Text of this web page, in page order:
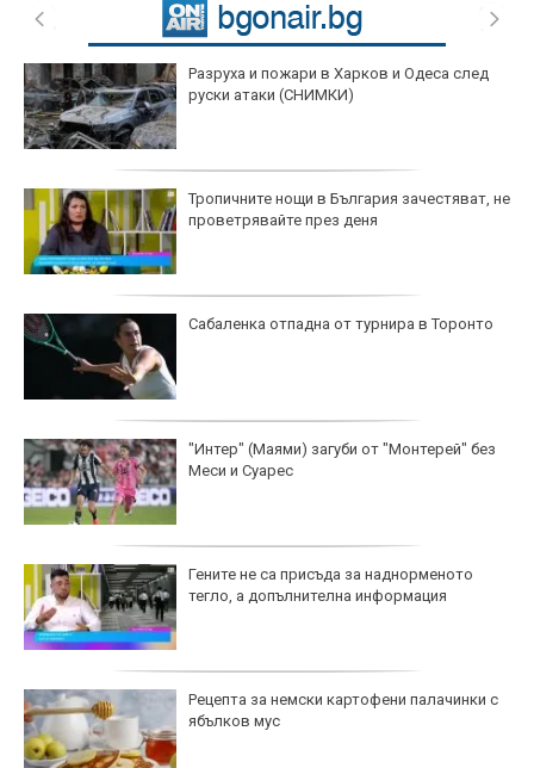
Разруха и пожари в Харков и Одеса след
руски атаки (СНИМКИ)
Тропичните нощи в България зачестяват, не
проветрявайте през деня
Сабаленка отпадна от турнира в Торонто
"Интер" (Маями) загуби от "Монтерей" без
Меси и Суарес
Гените не са присъда за наднорменото
тегло, а допълнителна информация
Рецепта за немски картофени палачинки с
ябълков мус